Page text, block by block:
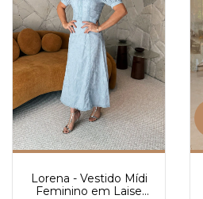
Lorena - Vestido Mídi
Feminino em Laise